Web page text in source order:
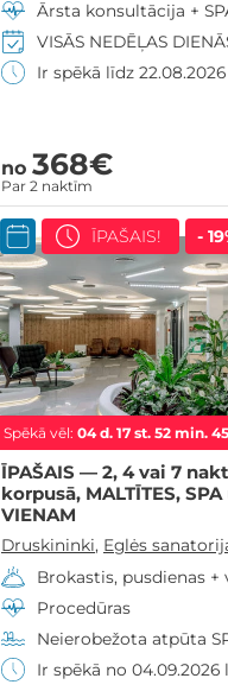
Ārsta konsultācija +
VISĀS NEDĒĻAS
Ir spēkā līdz 22.08.2026
no 368€
Par 2 naktīm
Spēkā vēl: 04d. 17 st. 52 min. 44
ĪPAŠAIS! -
ĪPAŠAIS — 2, 4 vai 7
korpusā, MALTĪTES,
VIENAM
Druskininki, Eglės
Brokastis, pusdienas +
Procedūras
Neierobežota atpūta
Ir spēkā no 04.09.2026